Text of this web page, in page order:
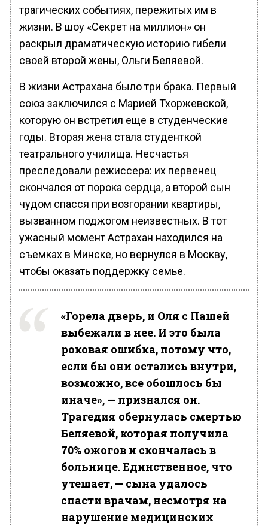
трагических событиях, пережитых им в
жизни. В шоу «Секрет на миллион» он
раскрыл драматическую историю гибели
своей второй жены, Ольги Беляевой.
В жизни Астрахана было три брака. Первый
союз заключился с Марией Тхоржевской,
которую он встретил еще в студенческие
годы. Вторая жена стала студенткой
театрального училища. Несчастья
преследовали режиссера: их первенец
скончался от порока сердца, а второй сын
чудом спасся при возгорании квартиры,
вызванном поджогом неизвестных. В тот
ужасный момент Астрахан находился на
съемках в Минске, но вернулся в Москву,
чтобы оказать поддержку семье.
«Горела дверь, и Оля с Пашей
выбежали в нее. И это была
роковая ошибка, потому что,
если бы они остались внутри,
возможно, все обошлось бы
иначе», — признался он.
Трагедия обернулась смертью
Беляевой, которая получила
70% ожогов и скончалась в
больнице. Единственное, что
утешает, — сына удалось
спасти врачам, несмотря на
нарушение медицинских